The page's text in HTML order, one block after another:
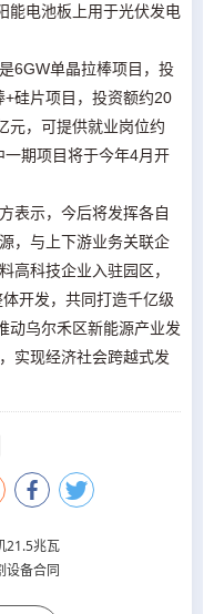
能电池板上用于光伏发电
6GW单晶拉棒项目，投
硅片项目，投资额约20
元，可提供就业岗位约
期项目将于今年4月开
表示，今后将发挥各自
，与上下游业务关联企
高科技企业入驻园区，
开发，共同打造千亿级
动乌尔禾区新能源产业发
实现经济社会跨越式发
21.5兆瓦
设备合同